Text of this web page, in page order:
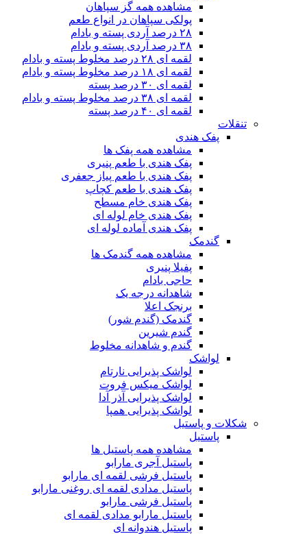
مشاهده همه گز سپاهان
پولکی سپاهان در انواع طعم
۲۸ درصد آردی پسته و بادام
۳۸ درصد آردی پسته و بادام
لقمه ای ۲۸ درصد مخلوط پسته و بادام
لقمه ای ۱۸ درصد مخلوط پسته و بادام
لقمه ای ۳۰ درصد پسته
لقمه ای ۳۸ درصد مخلوط پسته و بادام
لقمه ای ۴۰ درصد پسته
تنقلات
پفک هندی
مشاهده همه پفک ها
پفک هندی با طعم پنیری
پفک هندی با طعم پیاز جعفری
پفک هندی با طعم کچاپ
پفک هندی خام مسطح
پفک هندی خام لوله ای
پفک هندی آماده لوله ای
گندمک
مشاهده همه گندمک ها
پفیلا پنیری
حاجی بادام
شاهدانه درجه یک
برنجک اعلا
گندمک (گندم شور)
گندم شیرین
گندم و شاهدانه مخلوط
لواشک
لواشک پذیرایی نارتام
لواشک میکس فروت
لواشک پذیرایی آذر آدا
لواشک پذیرایی همپا
شکلات و پاستیل
پاستیل
مشاهده همه پاستیل ها
پاستیل آجری مارابو
پاستیل فرشی لقمه ای مارابو
پاستیل مدادی لقمه ای روغنی مارابو
پاستیل فرشی مارابو
پاستیل مارابو مدادی لقمه ای
پاستیل هندوانه ای